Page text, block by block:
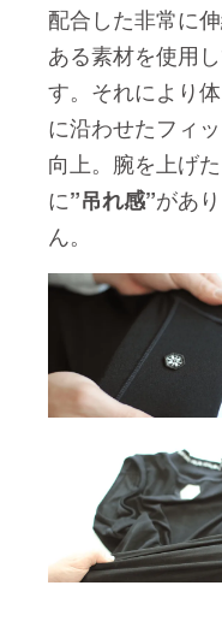
配合した非常に
ある素材を使用
す。それにより
に沿わせたフィ
向上。腕を上げ
に”吊れ感”があ
ん。